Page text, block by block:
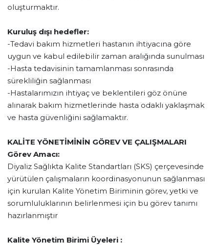
oluşturmaktır.
Kuruluş dışı hedefler:
-Tedavi bakım hizmetleri hastanın ihtiyacına göre
uygun ve kabul edilebilir zaman aralığında sunulması
-Hasta tedavisinin tamamlanması sonrasında
sürekliliğin sağlanması
-Hastalarımızın ihtiyaç ve beklentileri göz önüne
alınarak bakım hizmetlerinde hasta odaklı yaklaşmak
ve hasta güvenliğini sağlamaktır.
KALİTE YÖNETİMİNİN GÖREV VE ÇALIŞMALARI
Görev Amacı:
Diyaliz Sağlıkta Kalite Standartları (SKS) çerçevesinde
yürütülen çalışmaların koordinasyonunun sağlanması
için kurulan Kalite Yönetim Biriminin görev, yetki ve
sorumluluklarının belirlenmesi için bu görev tanımı
hazırlanmıştır
Kalite Yönetim Birimi Üyeleri :